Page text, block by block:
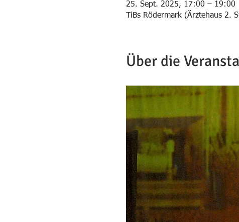
25. Sept. 2025, 17:00 – 19:00
TiBs Rödermark (Ärztehaus 2.
Über die